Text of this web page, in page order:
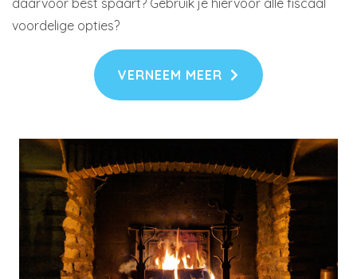
voordelige opties?
VERNEEM MEER